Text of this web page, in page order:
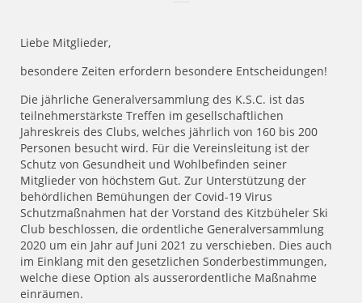
Liebe Mitglieder,
besondere Zeiten erfordern besondere Entscheidungen!
Die jährliche Generalversammlung des K.S.C. ist das
teilnehmerstärkste Treffen im gesellschaftlichen
Jahreskreis des Clubs, welches jährlich von 160 bis 200
Personen besucht wird. Für die Vereinsleitung ist der
Schutz von Gesundheit und Wohlbefinden seiner
Mitglieder von höchstem Gut. Zur Unterstützung der
behördlichen Bemühungen der Covid-19 Virus
Schutzmaßnahmen hat der Vorstand des Kitzbüheler Ski
Club beschlossen, die ordentliche Generalversammlung
2020 um ein Jahr auf Juni 2021 zu verschieben. Dies auch
im Einklang mit den gesetzlichen Sonderbestimmungen,
welche diese Option als ausserordentliche Maßnahme
einräumen.